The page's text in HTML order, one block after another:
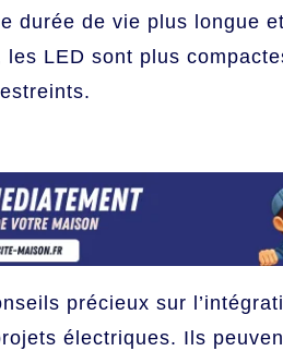
durée de vie plus longue
LED sont plus
précieux sur
électriques. Ils